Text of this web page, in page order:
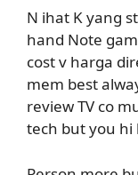
N ihat K yang
hand Note
cost v harga
mem best
review TV co
tech but you hi